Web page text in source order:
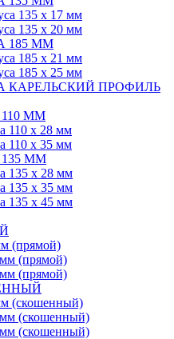
135 х 17 мм
135 х 20 мм
185 ММ
185 х 21 мм
185 х 25 мм
КАРЕЛЬСКИЙ ПРОФИЛЬ
ММ
110 х 28 мм
110 х 35 мм
ММ
135 х 28 мм
135 х 35 мм
135 х 45 мм
(прямой)
(прямой)
(прямой)
(скошенный)
(скошенный)
(скошенный)